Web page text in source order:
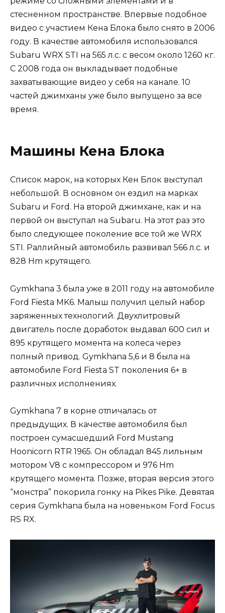
стесненном пространстве. Впервые подобное
видео с участием Кена Блока было снято в 2006
году. В качестве автомобиля использовался
Subaru WRX STI на 565 л.с. с весом около 1260 кг.
С 2008 года он выкладывает подобные
захватывающие видео у себя на канале. 10
частей джимханы уже было выпущено за все
время.
Машины Кена Блока
Список марок, на которых Кен Блок выступал
небольшой. В основном он ездил на марках
Subaru и Ford. На второй джимхане, как и на
первой он выступал на Subaru. На этот раз это
было следующее поколение все той же WRX
STI. Раллийный автомобиль развивал 566 л.с. и
828 Hm крутящего.
Gymkhana 3 была уже в 2011 году на автомобиле
Ford Fiesta MK6. Малыш получил целый набор
заряженных технологий. Двухлитровый
двигатель после доработок выдавал 600 сил и
895 крутящего момента на колеса через
полный привод. Gymkhana 5,6 и 8 была на
автомобиле Ford Fiesta ST поколения 6+ в
различных исполнениях.
Gymkhana 7 в корне отличалась от
предыдущих. В качестве автомобиля был
построен сумасшедший Ford Mustang
Hoonicorn RTR 1965. Он обладал 845 лильным
мотором V8 с компрессором и 976 Hm
крутящего момента. Позже, вторая версия этого
“монстра” покорила гонку на Pikes Pike. Девятая
серия Gymkhana была на новеньком Ford Focus
RS RX.